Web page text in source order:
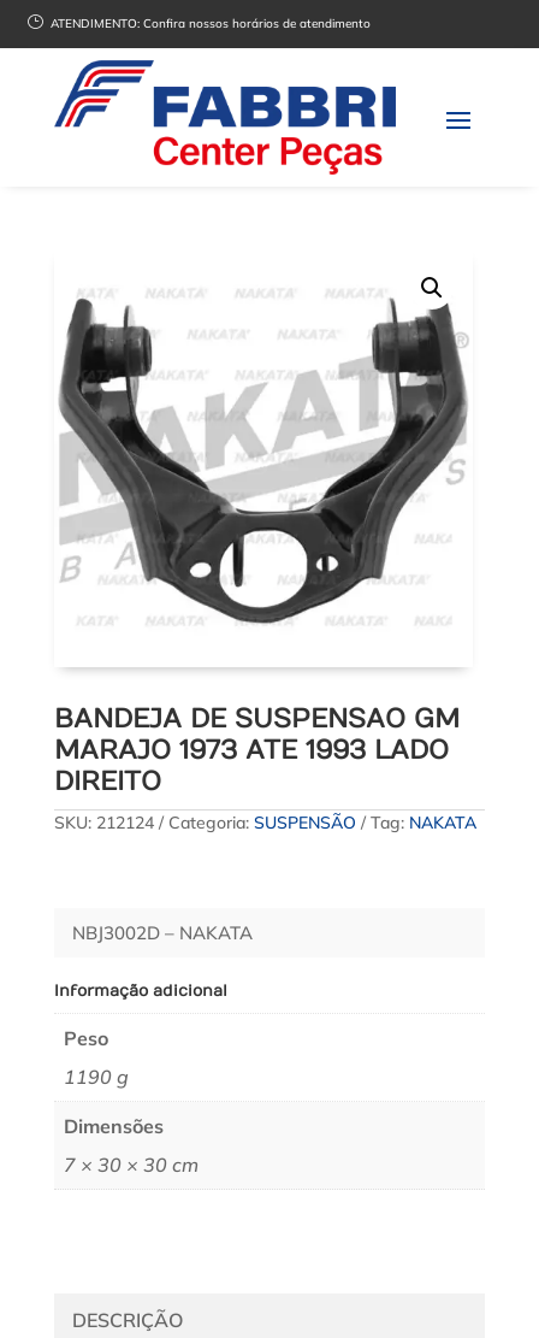
} ATENDIMENTO:Confira nossos horários de atendimento
BANDEJA DE SUSPENSAO GM
MARAJO 1973 ATE 1993 LADO
DIREITO
SKU: 212124 Categoria: SUSPENSÃO Tag: NAKATA
NBJ3002D – NAKATA
Informação adicional
Peso
1190 g
Dimensões
7 × 30 × 30 cm
DESCRIÇÃO